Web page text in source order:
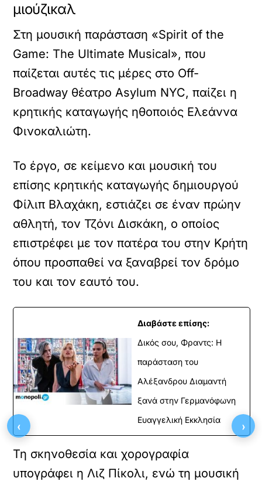
μιούζικαλ
Στη μουσική παράσταση «Spirit of the
Game: The Ultimate Musical», που
παίζεται αυτές τις μέρες στο Off-
Broadway θέατρο Asylum NYC, παίζει η
κρητικής καταγωγής ηθοποιός Ελεάννα
Φινοκαλιώτη.
Το έργο, σε κείμενο και μουσική του
επίσης κρητικής καταγωγής δημιουργού
Φίλιπ Βλαχάκη, εστιάζει σε έναν πρώην
αθλητή, τον Τζόνι Δισκάκη, ο οποίος
επιστρέφει με τον πατέρα του στην Κρήτη
όπου προσπαθεί να ξαναβρεί τον δρόμο
του και τον εαυτό του.
Διαβάστε επίσης:
Δικός σου, Φραντς: Η
παράσταση του
Αλέξανδρου Διαμαντή
ξανά στην Γερμανόφωνη
Ευαγγελική Εκκλησία
Τη σκηνοθεσία και χορογραφία
υπογράφει η Λιζ Πίκολι, ενώ τη μουσική
‹ ›